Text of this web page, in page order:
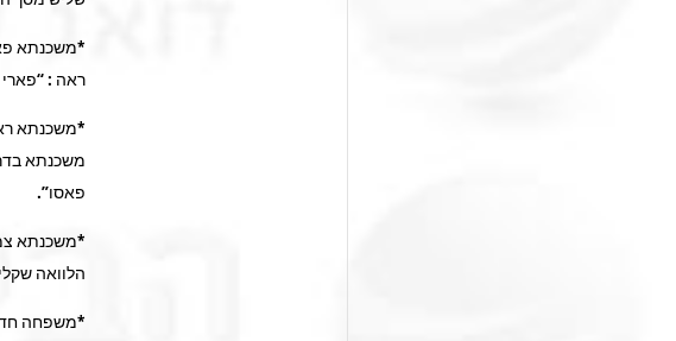
*משכנתא
ראה :
*משכנתא
משכנתא
פאסו”.
*משכנתא
הלוואה
*משפחה חד